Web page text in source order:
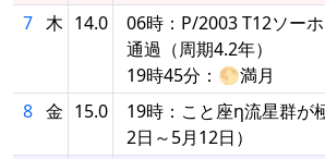
7 木 14.0
06時：P/2003 T12ソー
通過（周期4.2年）
19時45分：🌕満月
8 金 15.0
19時：こと座η流星群が
2日～5月12日）